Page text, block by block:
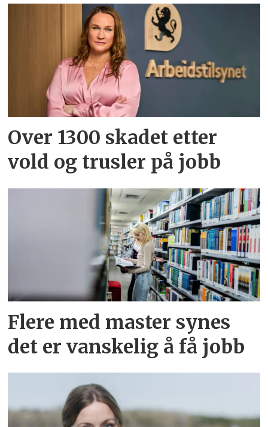
Over 1300 skadet etter
vold og trusler på jobb
Flere med master synes
det er vanskelig å få jobb